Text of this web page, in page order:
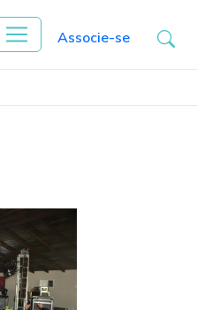
Associe-se